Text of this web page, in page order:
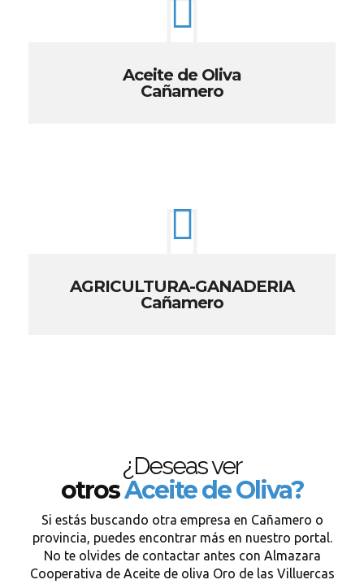
Aceite de Oliva
Cañamero
AGRICULTURA-GANADERIA
Cañamero
¿Deseas ver
otrosAceite de Oliva?
Si estás buscando otra empresa en Cañamero o
provincia, puedes encontrar más en nuestro portal.
No te olvides de contactar antes con Almazara
Cooperativa de Aceite de oliva Oro de las Villuercas